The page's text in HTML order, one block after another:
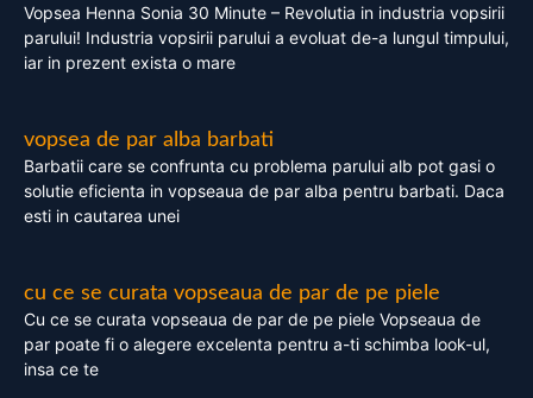
Vopsea Henna Sonia 30 Minute – Revolutia in industria vopsirii
parului! Industria vopsirii parului a evoluat de-a lungul timpului,
iar in prezent exista o mare
vopsea de par alba barbati
Barbatii care se confrunta cu problema parului alb pot gasi o
solutie eficienta in vopseaua de par alba pentru barbati. Daca
esti in cautarea unei
cu ce se curata vopseaua de par de pe piele
Cu ce se curata vopseaua de par de pe piele Vopseaua de
par poate fi o alegere excelenta pentru a-ti schimba look-ul,
insa ce te